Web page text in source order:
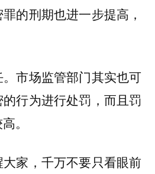
的刑期也进一步提高，
市场监管部门其实也可
行为进行处罚，而且罚
。
家，千万不要只看眼前